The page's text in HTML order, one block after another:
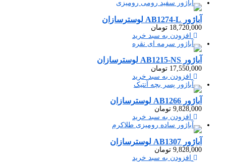
آباژور AB1274-L لوسترسازان
18,720,000 تومان
افزودن به سبد خرید
آباژور AB1215-NS لوسترسازان
17,550,000 تومان
افزودن به سبد خرید
آباژور AB1266 لوسترسازان
9,828,000 تومان
افزودن به سبد خرید
آباژور AB1307 لوسترسازان
9,828,000 تومان
افزودن به سبد خرید